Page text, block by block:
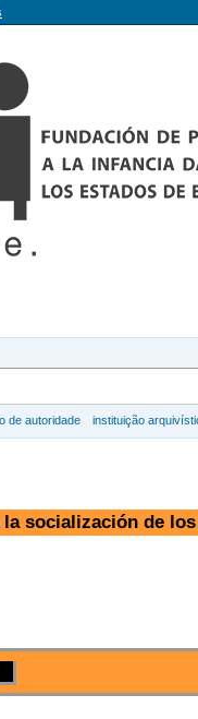
de autoridade instituição
la socialización de